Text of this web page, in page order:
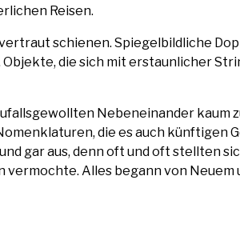
Reisen.
schie­nen. Spie­gel­bild­li­che
die sich mit erstaun­li­cher
Neben­ein­an­der kaum
die es auch künf­ti­gen
gar aus, denn oft und oft stell­ten
Alles begann von Neu­em